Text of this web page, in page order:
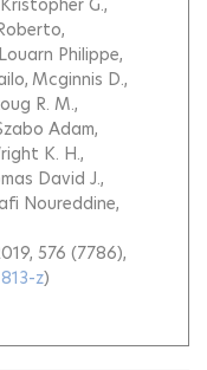
G.
Louarn Philippe
Mcginnis D.
R. M.
Adam
K. H.
David J.
Noureddine
576 (7786),
z)